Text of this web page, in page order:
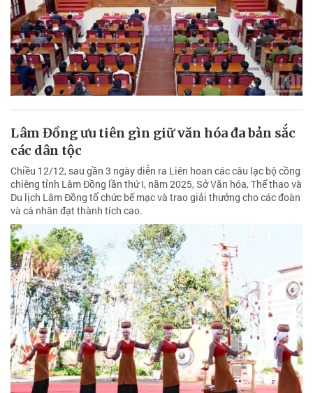
Lâm Đồng ưu tiên gìn giữ văn hóa đa bản sắc
các dân tộc
Chiều 12/12, sau gần 3 ngày diễn ra Liên hoan các câu lạc bộ cồng
chiêng tỉnh Lâm Đồng lần thứ I, năm 2025, Sở Văn hóa, Thể thao và
Du lịch Lâm Đồng tổ chức bế mạc và trao giải thưởng cho các đoàn
và cá nhân đạt thành tích cao.